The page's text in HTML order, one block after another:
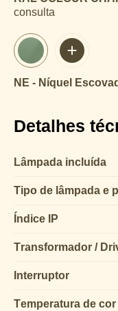
consulta
NE - Níquel
Detalhes
Lâmpada incluída
Tipo de lâmpada e
Índice IP
Transformador /
Interruptor
Temperatura de cor